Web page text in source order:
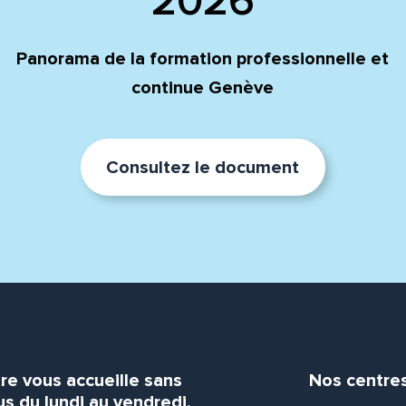
Panorama de la formation professionnelle et
continue Genève
Consultez le document
vous accueille sans
Nos